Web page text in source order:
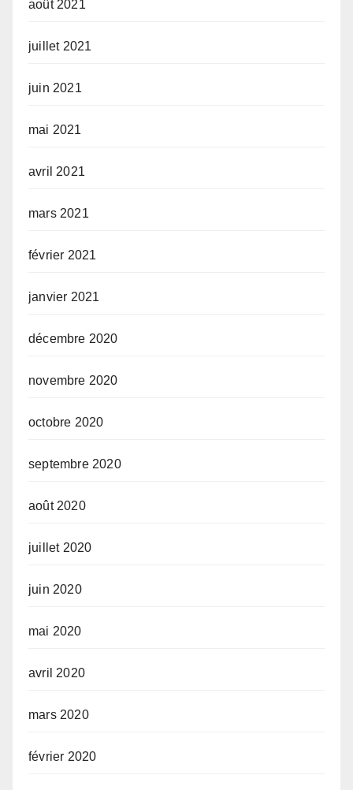
août 2021
juillet 2021
juin 2021
mai 2021
avril 2021
mars 2021
février 2021
janvier 2021
décembre 2020
novembre 2020
octobre 2020
septembre 2020
août 2020
juillet 2020
juin 2020
mai 2020
avril 2020
mars 2020
février 2020